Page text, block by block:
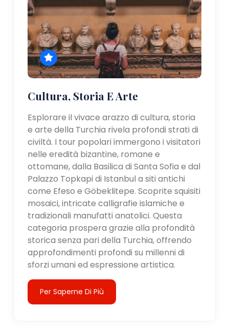
Cultura, Storia E Arte
Esplorare il vivace arazzo di cultura, storia
e arte della Turchia rivela profondi strati di
civiltà. I tour popolari immergono i visitatori
nelle eredità bizantine, romane e
ottomane, dalla Basilica di Santa Sofia e dal
Palazzo Topkapi di Istanbul a siti antichi
come Efeso e Göbeklitepe. Scoprite squisiti
mosaici, intricate calligrafie islamiche e
tradizionali manufatti anatolici. Questa
categoria prospera grazie alla profondità
storica senza pari della Turchia, offrendo
approfondimenti profondi su millenni di
sforzi umani ed espressione artistica.
Per Saperne Di Più